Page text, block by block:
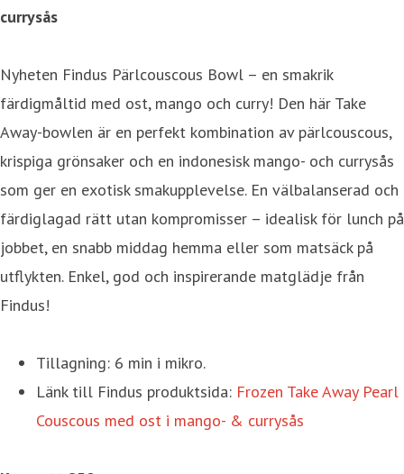
currysås
Nyheten Findus Pärlcouscous Bowl – en smakrik
färdigmåltid med ost, mango och curry! Den här Take
Away-bowlen är en perfekt kombination av pärlcouscous,
krispiga grönsaker och en indonesisk mango- och currysås
som ger en exotisk smakupplevelse. En välbalanserad och
färdiglagad rätt utan kompromisser – idealisk för lunch på
jobbet, en snabb middag hemma eller som matsäck på
utflykten. Enkel, god och inspirerande matglädje från
Findus!
Tillagning: 6 min i mikro.
Länk till Findus produktsida: Frozen Take Away Pearl
Couscous med ost i mango- & currysås